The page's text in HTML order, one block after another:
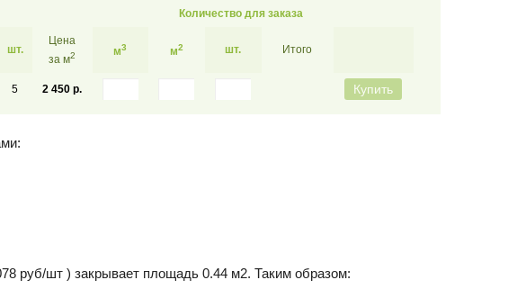
Количество для заказа
шт.
Цена
за м2 м3 м2 шт. Итого
5 2 450 р. Купить
руб/шт ) закрывает площадь 0.44 м2. Таким образом: